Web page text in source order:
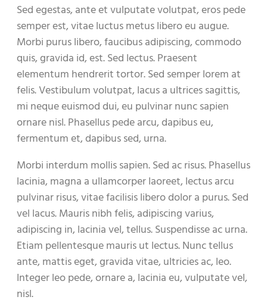
Sed egestas, ante et vulputate volutpat, eros pede
semper est, vitae luctus metus libero eu augue.
Morbi purus libero, faucibus adipiscing, commodo
quis, gravida id, est. Sed lectus. Praesent
elementum hendrerit tortor. Sed semper lorem at
felis. Vestibulum volutpat, lacus a ultrices sagittis,
mi neque euismod dui, eu pulvinar nunc sapien
ornare nisl. Phasellus pede arcu, dapibus eu,
fermentum et, dapibus sed, urna.
Morbi interdum mollis sapien. Sed ac risus. Phasellus
lacinia, magna a ullamcorper laoreet, lectus arcu
pulvinar risus, vitae facilisis libero dolor a purus. Sed
vel lacus. Mauris nibh felis, adipiscing varius,
adipiscing in, lacinia vel, tellus. Suspendisse ac urna.
Etiam pellentesque mauris ut lectus. Nunc tellus
ante, mattis eget, gravida vitae, ultricies ac, leo.
Integer leo pede, ornare a, lacinia eu, vulputate vel,
nisl.